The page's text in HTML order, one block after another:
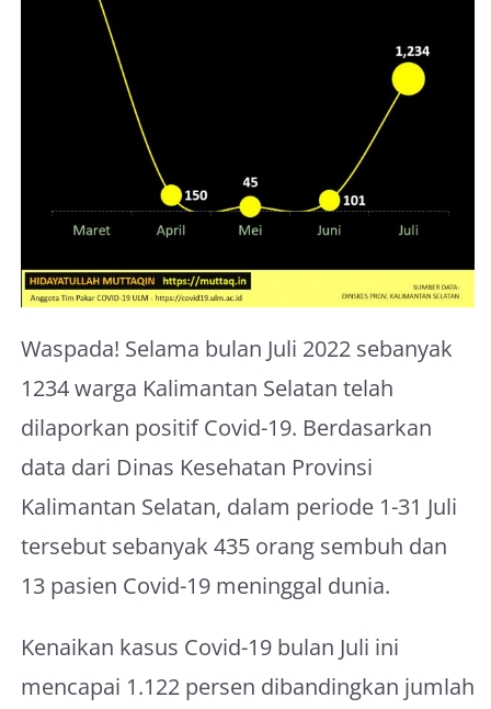
Waspada! Selama bulan Juli 2022 sebanyak
1234 warga Kalimantan Selatan telah
dilaporkan positif Covid-19. Berdasarkan
data dari Dinas Kesehatan Provinsi
Kalimantan Selatan, dalam periode 1-31 Juli
tersebut sebanyak 435 orang sembuh dan
13 pasien Covid-19 meninggal dunia.
Kenaikan kasus Covid-19 bulan Juli ini
mencapai 1.122 persen dibandingkan jumlah